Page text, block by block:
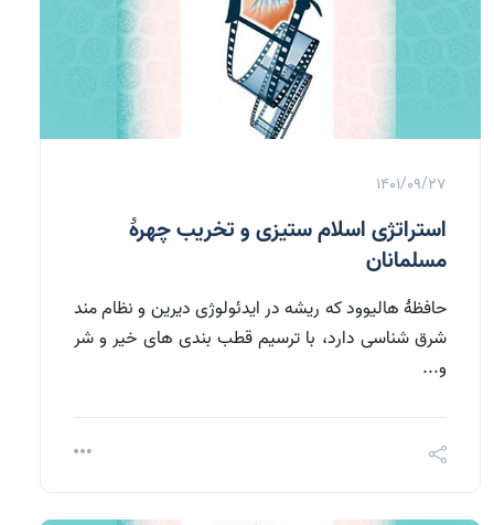
1401/09/27
استراتژی اسلام ستیزی و تخریب چهرۀ
مسلمانان
حافظۀ هالیوود که ریشه در ایدئولوژی دیرین و نظام مند
شرق شناسی دارد، با ترسیم قطب بندی های خیر و شر
و...